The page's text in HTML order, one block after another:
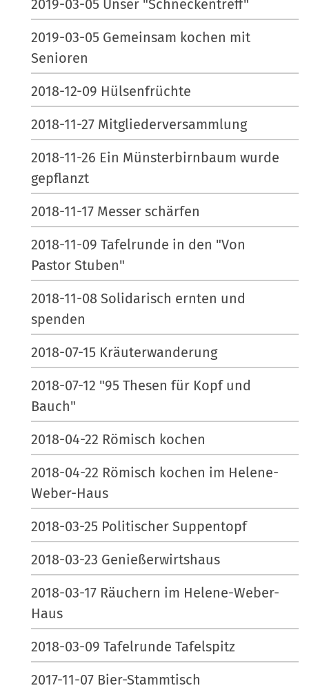
2019-03-05 Unser "Schneckentreff"
2019-03-05 Gemeinsam kochen mit
Senioren
2018-12-09 Hülsenfrüchte
2018-11-27 Mitgliederversammlung
2018-11-26 Ein Münsterbirnbaum wurde
gepflanzt
2018-11-17 Messer schärfen
2018-11-09 Tafelrunde in den "Von
Pastor Stuben"
2018-11-08 Solidarisch ernten und
spenden
2018-07-15 Kräuterwanderung
2018-07-12 "95 Thesen für Kopf und
Bauch"
2018-04-22 Römisch kochen
2018-04-22 Römisch kochen im Helene-
Weber-Haus
2018-03-25 Politischer Suppentopf
2018-03-23 Genießerwirtshaus
2018-03-17 Räuchern im Helene-Weber-
Haus
2018-03-09 Tafelrunde Tafelspitz
2017-11-07 Bier-Stammtisch